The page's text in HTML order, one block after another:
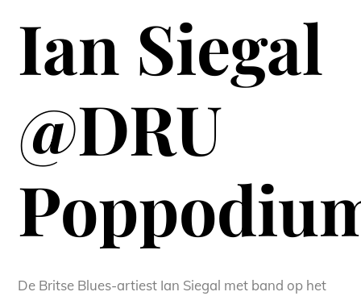
Ian Siegal
@DRU
De Britse Blues-artiest Ian Siegal met band op het